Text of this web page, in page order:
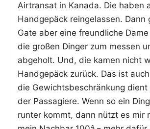
Air­tran­sat in Kana­da. Die haben
Hand­ge­päck rein­ge­las­sen. Dann
Gate aber eine freund­li­che
die gro­ßen Din­ger zum mes­sen
abge­holt. Und, die kamen nicht
Hand­ge­päck zurück. Das ist
die Gewichts­be­schrän­kung dient
der Pas­sa­gie­re. Wenn so ein
run­ter kommt, dann nützt es mir